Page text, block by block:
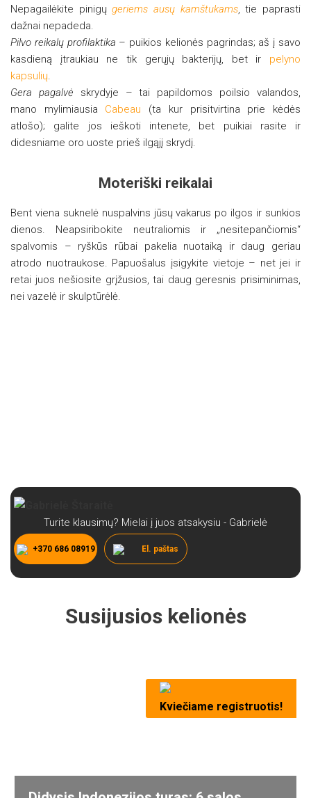
Nepagailėkite pinigųgeriems ausų kamštukams, tie paprasti
dažnai nepadeda.
Pilvo reikalų profilaktika – puikios kelionės pagrindas; aš į savo
kasdieną įtraukiau ne tik gerųjų bakterijų, bet ir pelyno
kapsulių.
Gera pagalvė skrydyje – tai papildomos poilsio valandos,
mano mylimiausia Cabeau (ta kur prisitvirtina prie kėdės
atlošo); galite jos ieškoti intenete, bet puikiai rasite ir
didesniame oro uoste prieš ilgąjį skrydį.
Moteriški reikalai
Bent viena suknelė nuspalvins jūsų vakarus po ilgos ir sunkios
dienos. Neapsiribokite neutraliomis ir „nesitepančiomis“
spalvomis – ryškūs rūbai pakelia nuotaiką ir daug geriau
atrodo nuotraukose. Papuošalus įsigykite vietoje – net jei ir
retai juos nešiosite grįžusios, tai daug geresnis prisiminimas,
nei vazelė ir skulptūrėlė.
Turite klausimų? Mielai į juos atsakysiu - Gabrielė
+370 686 08919 El. paštas
Susijusios kelionės
Kviečiame registruotis!